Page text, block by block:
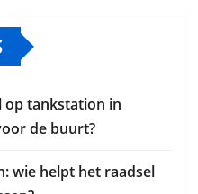
op tankstation in
de buurt?
wie helpt het raadsel